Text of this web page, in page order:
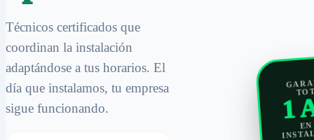
Técnicos certificados que
coordinan la instalación
adaptándose a tus horarios. El
día que instalamos, tu empresa
sigue funcionando.
1